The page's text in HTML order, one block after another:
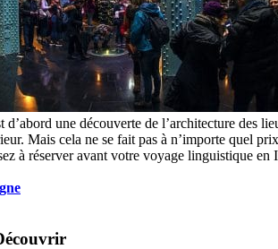
d’abord une découverte de l’architecture des
Mais cela ne se fait pas à n’importe quel
à réserver avant votre voyage linguistique en